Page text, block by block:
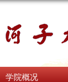
学院概况